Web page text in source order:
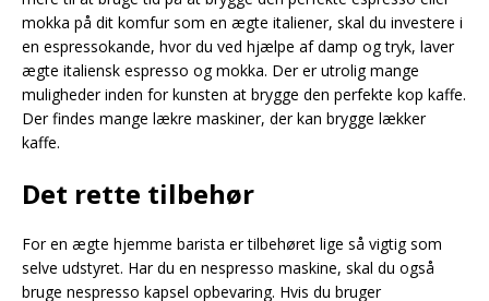
mokka på dit komfur som en ægte italiener, skal du investere i
en espressokande, hvor du ved hjælpe af damp og tryk, laver
ægte italiensk espresso og mokka. Der er utrolig mange
muligheder inden for kunsten at brygge den perfekte kop kaffe.
Der findes mange lækre maskiner, der kan brygge lækker
kaffe.
Det rette tilbehør
For en ægte hjemme barista er tilbehøret lige så vigtig som
selve udstyret. Har du en nespresso maskine, skal du også
bruge nespresso kapsel opbevaring. Hvis du bruger